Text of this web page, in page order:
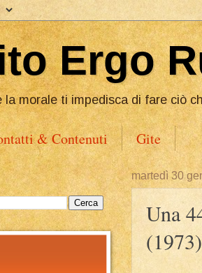
Ergo
la morale ti impedisca di fare ciò
& Contenuti Gite
martedì 30
Una
(1973)